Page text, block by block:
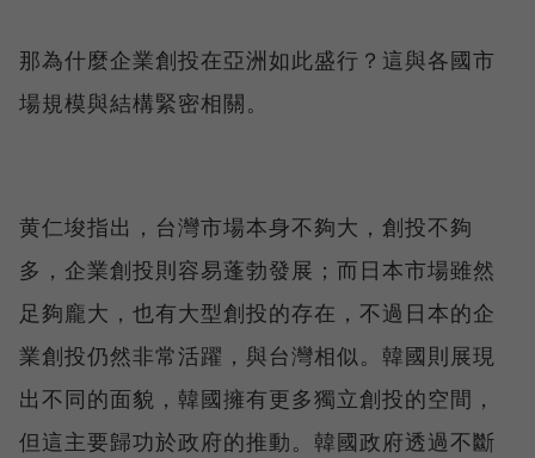
那為什麼企業創投在亞洲如此盛行？這與各國市
場規模與結構緊密相關。
黄仁埈指出，台灣市場本身不夠大，創投不夠
多，企業創投則容易蓬勃發展；而日本市場雖然
足夠龐大，也有大型創投的存在，不過日本的企
業創投仍然非常活躍，與台灣相似。韓國則展現
出不同的面貌，韓國擁有更多獨立創投的空間，
但這主要歸功於政府的推動。韓國政府透過不斷